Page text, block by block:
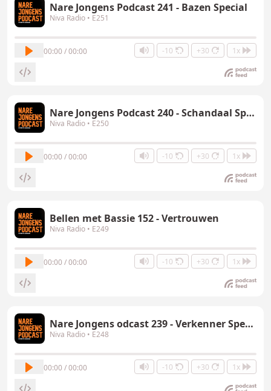
Nare Jongens Podcast 241 - Bazen Special
Niva Radio • E251
00:00 / 00:00 -10 +30 1x
Nare Jongens Podcast 240 - Schandaal Special
Niva Radio • E250
00:00 / 00:00 -10 +30 1x
Bellen met Bassie 152 - Vertrouwen
Niva Radio • E249
00:00 / 00:00 -10 +30 1x
Nare Jongens odcast 239 - Verkenner Special
Niva Radio • E248
00:00 / 00:00 -10 +30 1x